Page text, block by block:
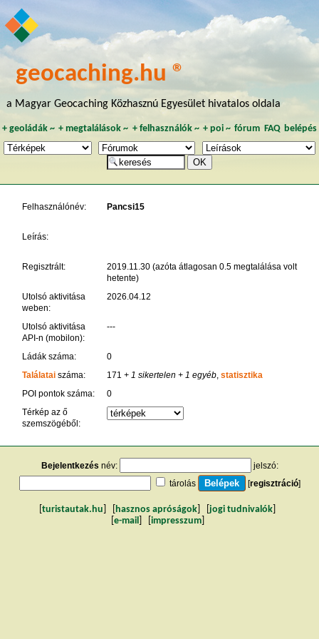
geocaching.hu ®
a Magyar Geocaching Közhasznú Egyesület hivatalos oldala
+ geoládák~ +megtalálások ~ + felhasználók~ + poi~ fórum FAQ belépés
Felhasználónév: Pancsi15
Leírás:
Regisztrált:
2019.11.30 (azóta átlagosan 0.5 megtalálása volt
hetente)
Utolsó aktivitása
weben:
2026.04.12
Utolsó aktivitása
API-n (mobilon):
---
Ládák száma:
0
Találatai száma: 171 + 1 sikertelen + 1 egyéb, statisztika
POI pontok száma:
0
Térkép az ő
szemszögéből:
Bejelentkezés név:
jelszó:
tárolás
[regisztráció]
turistautak.hu hasznos apróságok jogi tudnivalók
e-mail impresszum]